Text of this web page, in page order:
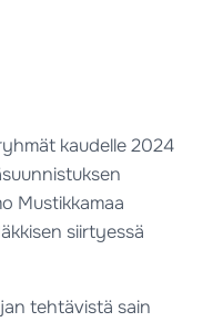
kaudelle 2024
Mustikkamaa
siirtyessä
tehtävistä sain